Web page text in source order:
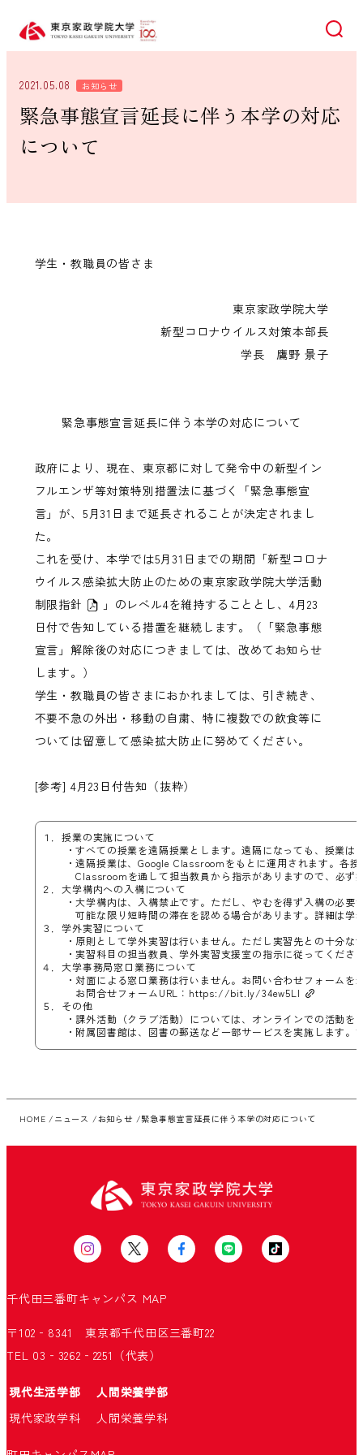
検索
2021.05.08 お知らせ
緊急事態宣言延長に伴う本学の対応
について
学生・教職員の皆さま
東京家政学院大学
新型コロナウイルス対策本部長
学長 鷹野 景子
緊急事態宣言延長に伴う本学の対応について
政府により、現在、東京都に対して発令中の新型イン
フルエンザ等対策特別措置法に基づく「緊急事態宣
言」が、5月31日まで延長されることが決定されまし
た。
これを受け、本学では5月31日までの期間「新型コロナ
ウイルス感染拡大防止のための東京家政学院大学活動
制限指針
」のレベル4を維持することとし、4月23
日付で告知している措置を継続します。（「緊急事態
宣言」解除後の対応につきましては、改めてお知らせ
します。）
学生・教職員の皆さまにおかれましては、引き続き、
不要不急の外出・移動の自粛、特に複数での飲食等に
ついては留意して感染拡大防止に努めてください。
[参考] 4月23日付告知（抜粋）
１．授業の実施について
・すべての授業を遠隔授業とします。遠隔になっても、授業は
・遠隔授業は、Google Classroomをもとに運用されます。各
Classroomを通して担当教員から指示がありますので、必
２．大学構内への入構について
・大学構内は、入構禁止です。ただし、やむを得ず入構の必
可能な限り短時間の滞在を認める場合があります。詳細は学
３．学外実習について
・原則として学外実習は行いません。ただし実習先との十分
・実習科目の担当教員、学外実習支援室の指示に従ってくださ
４．大学事務局窓口業務について
・対面による窓口業務は行いません。お問い合わせフォームを
お問合せフォームURL： https://bit.ly/34ew5Ll
５．その他
・課外活動（クラブ活動）については、オンラインでの活動
・附属図書館は、図書の郵送など一部サービスを実施します
HOME ニュース お知らせ 緊急事態宣言延長に伴う本学の対応について
千代田三番町キャンパス MAP
〒102‐8341 東京都千代田区三番町22
TEL 03‐3262‐2251（代表）
現代生活学部
人間栄養学部
現代家政学科
人間栄養学科